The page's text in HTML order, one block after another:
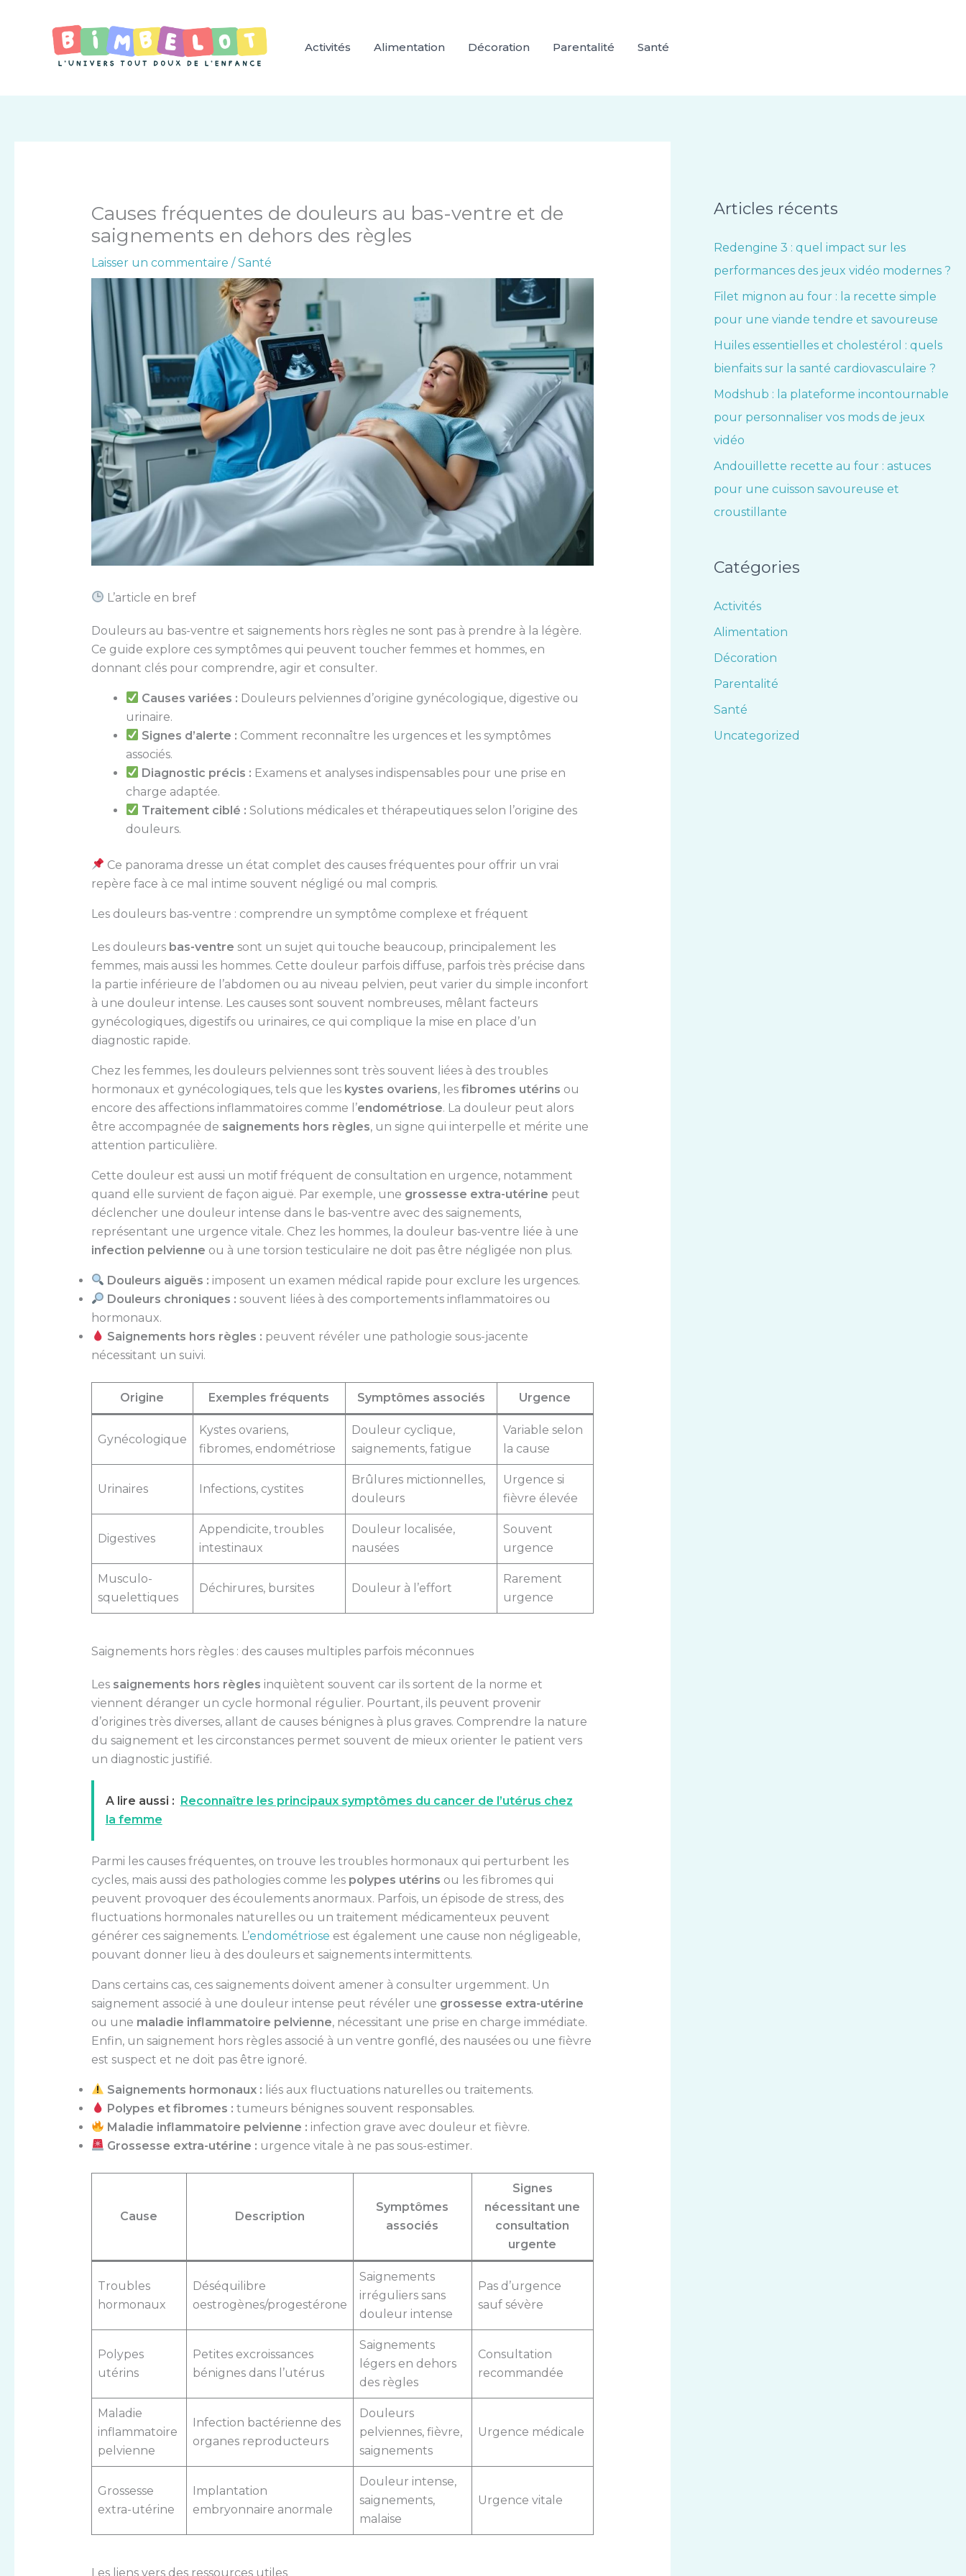
Activités Alimentation Décoration Parentalité Santé
Causes fréquentes de douleurs au bas-ventre et de
saignements en dehors des règles
Laisser un commentaire / Santé
L’article en bref
Douleurs au bas-ventre et saignements hors règles ne sont pas à prendre à la légère.
Ce guide explore ces symptômes qui peuvent toucher femmes et hommes, en
donnant clés pour comprendre, agir et consulter.
Causes variées : Douleurs pelviennes d’origine gynécologique, digestive ou
urinaire.
Signes d’alerte : Comment reconnaître les urgences et les symptômes
associés.
Diagnostic précis : Examens et analyses indispensables pour une prise en
charge adaptée.
Traitement ciblé : Solutions médicales et thérapeutiques selon l’origine des
douleurs.
Ce panorama dresse un état complet des causes fréquentes pour offrir un vrai
repère face à ce mal intime souvent négligé ou mal compris.
Les douleurs bas-ventre : comprendre un symptôme complexe et fréquent
Les douleurs bas-ventre sont un sujet qui touche beaucoup, principalement les
femmes, mais aussi les hommes. Cette douleur parfois diffuse, parfois très précise dans
la partie inférieure de l’abdomen ou au niveau pelvien, peut varier du simple inconfort
à une douleur intense. Les causes sont souvent nombreuses, mêlant facteurs
gynécologiques, digestifs ou urinaires, ce qui complique la mise en place d’un
diagnostic rapide.
Chez les femmes, les douleurs pelviennes sont très souvent liées à des troubles
hormonaux et gynécologiques, tels que les kystes ovariens, les fibromes utérins ou
encore des affections inflammatoires comme l’endométriose. La douleur peut alors
être accompagnée de saignements hors règles, un signe qui interpelle et mérite une
attention particulière.
Cette douleur est aussi un motif fréquent de consultation en urgence, notamment
quand elle survient de façon aiguë. Par exemple, une grossesse extra-utérine peut
déclencher une douleur intense dans le bas-ventre avec des saignements,
représentant une urgence vitale. Chez les hommes, la douleur bas-ventre liée à une
infection pelvienne ou à une torsion testiculaire ne doit pas être négligée non plus.
Douleurs aiguës : imposent un examen médical rapide pour exclure les urgences.
Douleurs chroniques : souvent liées à des comportements inflammatoires ou
hormonaux.
Saignements hors règles : peuvent révéler une pathologie sous-jacente
nécessitant un suivi.
Origine Exemples fréquents Symptômes associés Urgence
Gynécologique
Kystes ovariens,
fibromes, endométriose
Douleur cyclique,
saignements, fatigue
Variable selon
la cause
Urinaires Infections, cystites
Brûlures mictionnelles,
douleurs
Urgence si
fièvre élevée
Digestives
Appendicite, troubles
intestinaux
Douleur localisée,
nausées
Souvent
urgence
Musculo-
squelettiques
Déchirures, bursites Douleur à l’effort
Rarement
urgence
Saignements hors règles : des causes multiples parfois méconnues
Les saignements hors règles inquiètent souvent car ils sortent de la norme et
viennent déranger un cycle hormonal régulier. Pourtant, ils peuvent provenir
d’origines très diverses, allant de causes bénignes à plus graves. Comprendre la nature
du saignement et les circonstances permet souvent de mieux orienter le patient vers
un diagnostic justifié.
A lire aussi : Reconnaître les principaux symptômes du cancer de l’utérus chez
la femme
Parmi les causes fréquentes, on trouve les troubles hormonaux qui perturbent les
cycles, mais aussi des pathologies comme les polypes utérins ou les fibromes qui
peuvent provoquer des écoulements anormaux. Parfois, un épisode de stress, des
fluctuations hormonales naturelles ou un traitement médicamenteux peuvent
générer ces saignements. L’endométriose est également une cause non négligeable,
pouvant donner lieu à des douleurs et saignements intermittents.
Dans certains cas, ces saignements doivent amener à consulter urgemment. Un
saignement associé à une douleur intense peut révéler une grossesse extra-utérine
ou une maladie inflammatoire pelvienne, nécessitant une prise en charge immédiate.
Enfin, un saignement hors règles associé à un ventre gonflé, des nausées ou une fièvre
est suspect et ne doit pas être ignoré.
Saignements hormonaux : liés aux fluctuations naturelles ou traitements.
Polypes et fibromes : tumeurs bénignes souvent responsables.
Maladie inflammatoire pelvienne : infection grave avec douleur et fièvre.
Grossesse extra-utérine : urgence vitale à ne pas sous-estimer.
Cause Description
Symptômes
associés
Signes
nécessitant une
consultation
urgente
Troubles
hormonaux
Déséquilibre
oestrogènes/progestérone
Saignements
irréguliers sans
douleur intense
Pas d’urgence
sauf sévère
Polypes
utérins
Petites excroissances
bénignes dans l’utérus
Saignements
légers en dehors
des règles
Consultation
recommandée
Maladie
inflammatoire
pelvienne
Infection bactérienne des
organes reproducteurs
Douleurs
pelviennes, fièvre,
saignements
Urgence médicale
Grossesse
extra-utérine
Implantation
embryonnaire anormale
Douleur intense,
saignements,
malaise
Urgence vitale
Les liens vers des ressources utiles
Articles récents
Redengine 3 : quel impact sur les
performances des jeux vidéo modernes ?
Filet mignon au four : la recette simple
pour une viande tendre et savoureuse
Huiles essentielles et cholestérol : quels
bienfaits sur la santé cardiovasculaire ?
Modshub : la plateforme incontournable
pour personnaliser vos mods de jeux
vidéo
Andouillette recette au four : astuces
pour une cuisson savoureuse et
croustillante
Catégories
Activités
Alimentation
Décoration
Parentalité
Santé
Uncategorized